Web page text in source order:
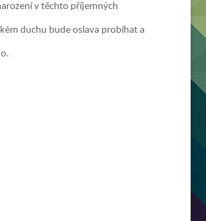
v těchto příjemných
duchu bude oslava probíhat a